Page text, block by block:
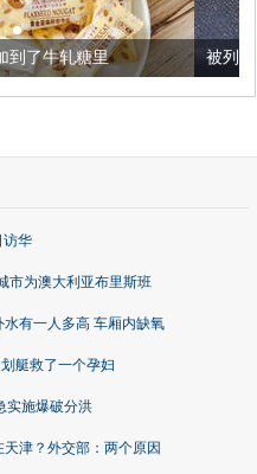
被列入佛家七宝的它到底
访华
市为澳大利亚布里斯班
有一人多高 车厢内缺氧
艇救了一个孕妇
实施爆破分洪
津？外交部：两个原因